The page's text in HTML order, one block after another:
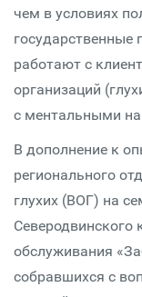
чем в условиях
государственные
работают с
организаций
с ментальными
В дополнение к
регионального
глухих (ВОГ) на
Северодвинского
обслуживания
собравшихся с